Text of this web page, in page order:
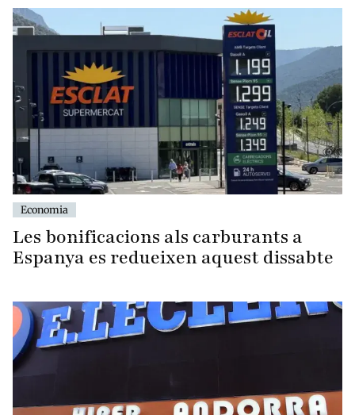
Economia
Les bonificacions als carburants a
Espanya es redueixen aquest dissabte